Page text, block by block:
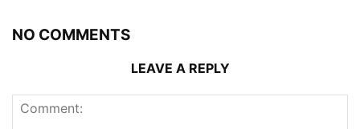
NO COMMENTS
LEAVE A REPLY